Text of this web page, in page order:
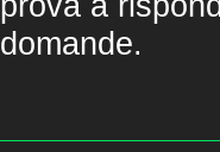
domande.